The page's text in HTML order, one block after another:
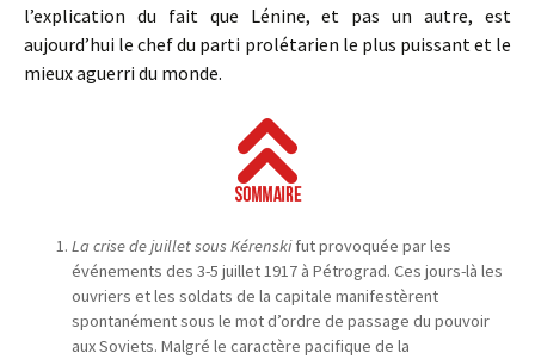
l’explication du fait que Lénine, et pas un autre, est
aujourd’hui le chef du parti prolétarien le plus puissant et le
mieux aguerri du monde.
La crise de juillet sous Kérenskifut provoquée par les
événements des 3-5 juillet 1917 à Pétrograd. Ces jours-là les
ouvriers et les soldats de la capitale manifestèrent
spontanément sous le mot d’ordre de passage du pouvoir
aux Soviets. Malgré le caractère pacifique de la